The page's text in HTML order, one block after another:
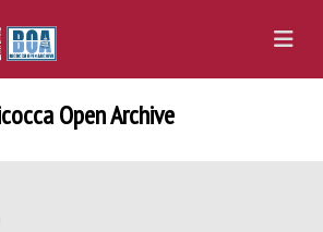
Open Archive